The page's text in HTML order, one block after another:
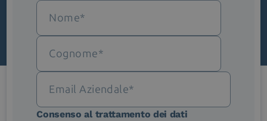
Le nostre certificazioni
Consenso al trattamento dei dati